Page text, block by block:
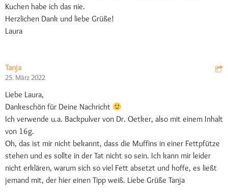
Kuchen habe ich das nie.
Herzlichen Dank und liebe Grüße!
Laura
Tanja
25. März 2022
Liebe Laura,
Dankeschön für Deine Nachricht
Ich verwende u.a. Backpulver von Dr. Oetker, also mit einem Inhalt
von 16g.
Oh, das ist mir nicht bekannt, dass die Muffins in einer Fettpfütze
stehen und es sollte in der Tat nicht so sein. Ich kann mir leider
nicht erklären, warum sich so viel Fett absetzt und hoffe, es ließt
jemand mit, der hier einen Tipp weiß. Liebe Grüße Tanja